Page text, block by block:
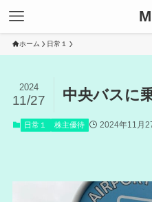
ホーム 日常１
中央バスに
2024
11/27
日常１ 株主優待 2024年11月